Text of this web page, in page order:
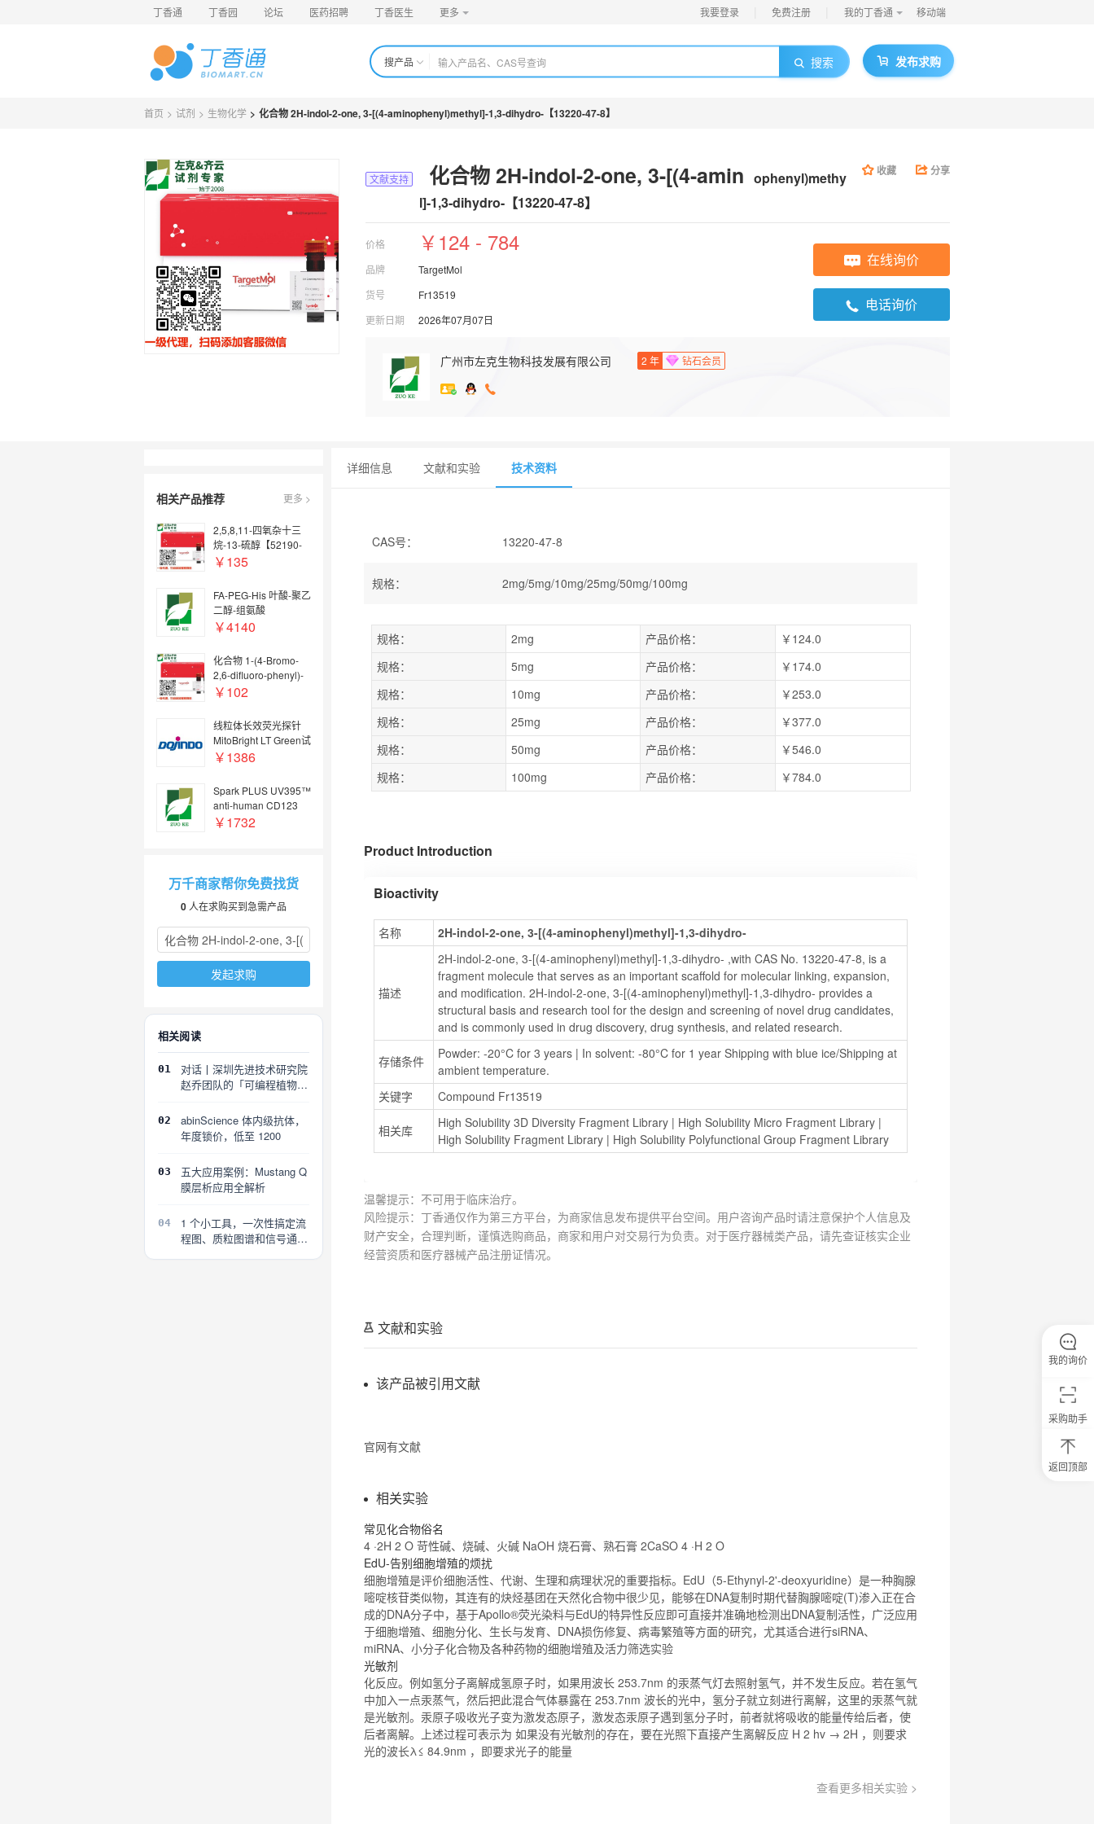
丁香通 丁香园 论坛 医药招聘 丁香医生 更多 我要登录 免费注册 我的丁香通 移动端
搜产品 搜索 发布求购
首页 > 试剂 > 生物化学 > 化合物 2H-indol-2-one, 3-[(4-aminophenyl)methyl]-1,3-dihydro-【13220-47-8】
文献支持 化合物 2H-indol-2-one, 3-[(4-amin ophenyl)methy
l]-1,3-dihydro-【13220-47-8】
收藏 分享
价格 ￥124 - 784
品牌
TargetMol
货号
Fr13519
更新日期
2026年07月07日
在线询价
电话询价
广州市左克生物科技发展有限公司 2 年 钻石会员
相关产品推荐 更多 >
2,5,8,11-四氧杂十三
烷-13-硫醇【52190-
55-3】
￥135
FA-PEG-His 叶酸-聚乙
二醇-组氨酸
￥4140
化合物 1-(4-Bromo-
2,6-difluoro-phenyl)-
ethanone【746630-
￥102
线粒体长效荧光探针
MitoBright LT Green试
剂
￥1386
Spark PLUS UV395™
anti-human CD123
￥1732
万千商家帮你免费找货
0 人在求购买到急需产品
发起求购
相关阅读
01
对话丨深圳先进技术研究院
赵乔团队的「可编程植物」
02
abinScience 体内级抗体，
年度锁价，低至 1200
03
五大应用案例：Mustang Q
膜层析应用全解析
04
1 个小工具，一次性搞定流
程图、质粒图谱和信号通路
详细信息 文献和实验 技术资料
CAS号： 13220-47-8
规格： 2mg/5mg/10mg/25mg/50mg/100mg
规格： 2mg 产品价格：
￥124.0
规格：
5mg 产品价格：
￥174.0
规格：
10mg 产品价格：
￥253.0
规格：
25mg 产品价格：
￥377.0
规格：
50mg 产品价格：
￥546.0
规格：
100mg 产品价格： ￥784.0
Product Introduction
Bioactivity
名称 2H-indol-2-one, 3-[(4-aminophenyl)methyl]-1,3-dihydro-
描述
2H-indol-2-one, 3-[(4-aminophenyl)methyl]-1,3-dihydro- ,with CAS No. 13220-47-8, is a
fragment molecule that serves as an important scaffold for molecular linking, expansion,
and modification. 2H-indol-2-one, 3-[(4-aminophenyl)methyl]-1,3-dihydro- provides a
structural basis and research tool for the design and screening of novel drug candidates,
and is commonly used in drug discovery, drug synthesis, and related research.
存储条件
Powder: -20°C for 3 years | In solvent: -80°C for 1 year Shipping with blue ice/Shipping at
ambient temperature.
关键字
Compound Fr13519
相关库 High Solubility 3D Diversity Fragment Library | High Solubility Micro Fragment Library
High Solubility Fragment Library | High Solubility Polyfunctional Group Fragment Library
温馨提示：不可用于临床治疗。
风险提示：丁香通仅作为第三方平台，为商家信息发布提供平台空间。用户咨询产品时请注意保护个人信息及
财产安全，合理判断，谨慎选购商品，商家和用户对交易行为负责。对于医疗器械类产品，请先查证核实企业
经营资质和医疗器械产品注册证情况。
文献和实验
该产品被引用文献
官网有文献
相关实验
常见化合物俗名
4 ·2H 2 O 苛性碱、烧碱、火碱 NaOH 烧石膏、熟石膏 2CaSO 4 ·H 2 O
EdU-告别细胞增殖的烦扰
细胞增殖是评价细胞活性、代谢、生理和病理状况的重要指标。EdU（5-Ethynyl-2'-deoxyuridine）是一种胸腺
嘧啶核苷类似物，其连有的炔烃基团在天然化合物中很少见，能够在DNA复制时期代替胸腺嘧啶(T)渗入正在合
成的DNA分子中，基于Apollo®荧光染料与EdU的特异性反应即可直接并准确地检测出DNA复制活性，广泛应用
于细胞增殖、细胞分化、生长与发育、DNA损伤修复、病毒繁殖等方面的研究，尤其适合进行siRNA、
miRNA、小分子化合物及各种药物的细胞增殖及活力筛选实验
光敏剂
化反应。例如氢分子离解成氢原子时，如果用波长 253.7nm 的汞蒸气灯去照射氢气，并不发生反应。若在氢气
中加入一点汞蒸气，然后把此混合气体暴露在 253.7nm 波长的光中，氢分子就立刻进行离解，这里的汞蒸气就
是光敏剂。汞原子吸收光子变为激发态原子，激发态汞原子遇到氢分子时，前者就将吸收的能量传给后者，使
后者离解。上述过程可表示为 如果没有光敏剂的存在，要在光照下直接产生离解反应 H 2 hv → 2H ，则要求
光的波长λ≤ 84.9nm ，即要求光子的能量
查看更多相关实验 >
采购助手
返回顶部
我的询价